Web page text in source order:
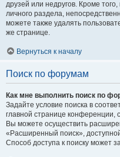
друзей или недругов. Кроме
личного раздела,
можете также удалять
же странице.
Вернуться к началу
Поиск по форумам
Как мне выполнить поиск по
Задайте условие поиска в
главной странице
Вы можете осуществить
«Расширенный поиск»,
Способ доступа к поиску может